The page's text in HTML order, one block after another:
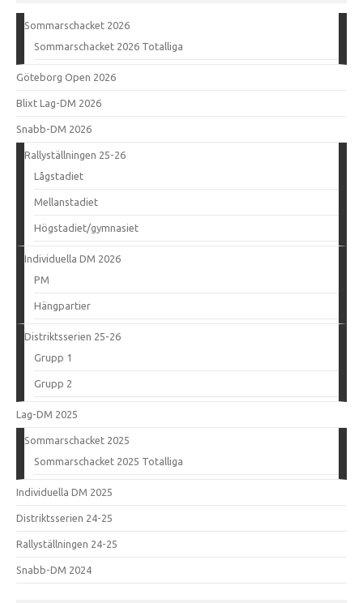
Sommarschacket 2026
Sommarschacket 2026 Totalliga
Göteborg Open 2026
Blixt Lag-DM 2026
Snabb-DM 2026
Rallyställningen 25-26
Lågstadiet
Mellanstadiet
Högstadiet/gymnasiet
Individuella DM 2026
PM
Hängpartier
Distriktsserien 25-26
Grupp 1
Grupp 2
Lag-DM 2025
Sommarschacket 2025
Sommarschacket 2025 Totalliga
Individuella DM 2025
Distriktsserien 24-25
Rallyställningen 24-25
Snabb-DM 2024